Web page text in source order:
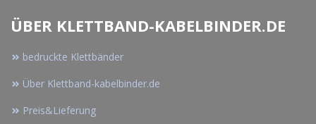
ÜBER KLETTBAND-KABELBINDER.DE
bedruckte Klettbänder
Über Klettband-kabelbinder.de
Preis&Lieferung